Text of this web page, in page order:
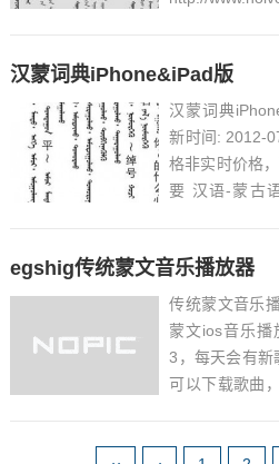
汉蒙词典iPhone&iPad版
汉蒙词典
新时间: 2012-
格非实时价格
要 汉语-蒙古
egshig传统蒙文音乐播放器
传统蒙文音乐
蒙文ios音乐播
3，每天会有新
可以下载歌曲